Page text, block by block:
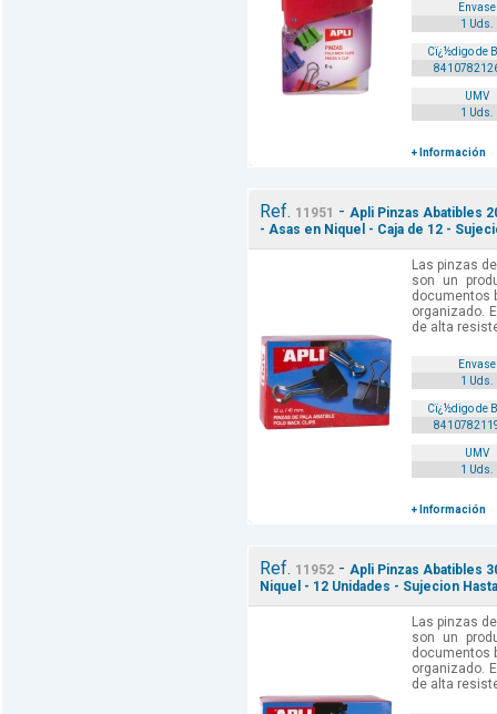
Envase
1 Uds.
Cï¿½digo de
UMV
1 Uds.
+ Información
Ref. 11951 - Apli Pinzas Abatibles
- Asas en Niquel - Caja de 12 -
Las pinzas
son un
documentos
organizado.
de alta
Envase
1 Uds.
Cï¿½digo de
UMV
1 Uds.
+ Información
Ref. 11952- Apli Pinzas Abatibles
Niquel - 12 Unidades - Sujecion
Las pinzas
son un
documentos
organizado.
de alta